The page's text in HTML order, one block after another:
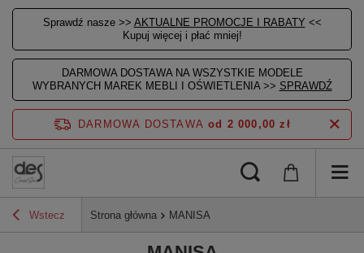
Sprawdź nasze >> AKTUALNE PROMOCJE I RABATY <<
Kupuj więcej i płać mniej!
DARMOWA DOSTAWA NA WSZYSTKIE MODELE
WYBRANYCH MAREK MEBLI I OŚWIETLENIA >> SPRAWDŹ
DARMOWA DOSTAWA od 2 000,00 zł
Wstecz Strona główna MANISA